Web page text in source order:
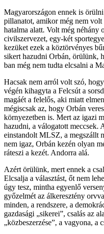
Magyarországon ennek is
pillanatot, amikor még nem volt
hatalma alatt. Volt még néhány
civilszervezet, egy-két
kezüket ezek a köztörvényes
sikert hazudni Orbán, örülünk,
ban még nem tudta elcsalni a
Hacsak nem arról volt szó,
végén kihagyta a Felcsút a
magáét a felelős, aki miatt
mégiscsak az, hogy Orbán
környezetben is. Mert az igazi
hazudni, a válogatott meccsek.
einstandolt MLSZ, a megszállt
nem igaz, Orbán kezén olyan
ráteszi a kezét. Andorra alá.
Azért örülünk, mert ennek a
Elcsalja a választást, őt nem
úgy tesz, mintha egyenlő
győzelmét az álkeresztény
minden, a rendszere, a
gazdasági „sikerei”, csalás az
„közbeszerzése”, a vagyona, a